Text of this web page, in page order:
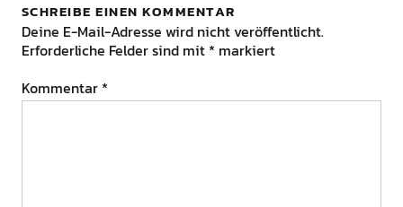
SCHREIBE EINEN KOMMENTAR
Deine E-Mail-Adresse wird nicht veröffentlicht.
Erforderliche Felder sind mit * markiert
Kommentar *